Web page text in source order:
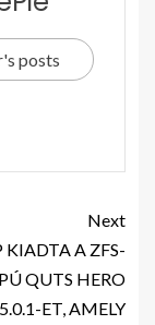
posts
Next
KIADTA A ZFS-
QUTS HERO
ET, AMELY